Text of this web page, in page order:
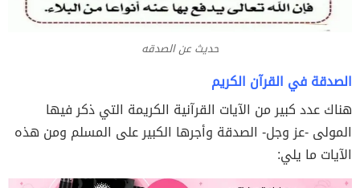
حديث عن الصدقه
الصدقة في القرآن الكريم
هناك عدد كبير من الآيات القرآنية الكريمة التي ذكر فيها
المولى -عز وجل- الصدقة وأجرها الكبير على المسلم ومن هذه
الآيات ما يلي: